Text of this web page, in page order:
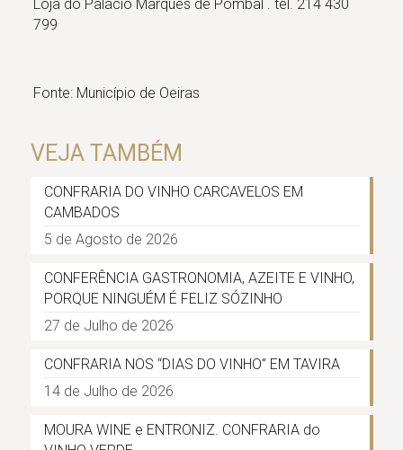
Loja do Palácio Marquês de Pombal . tel. 214 430
799
Fonte: Município de Oeiras
VEJA TAMBÉM
CONFRARIA DO VINHO CARCAVELOS EM
CAMBADOS
5 de Agosto de 2026
CONFERÊNCIA GASTRONOMIA, AZEITE E VINHO,
PORQUE NINGUÉM É FELIZ SÓZINHO
27 de Julho de 2026
CONFRARIA NOS “DIAS DO VINHO” EM TAVIRA
14 de Julho de 2026
MOURA WINE e ENTRONIZ. CONFRARIA do